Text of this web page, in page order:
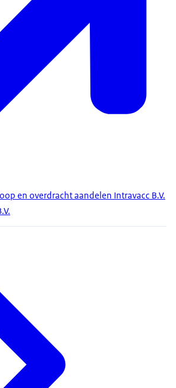
en overdracht aandelen Intravacc B.V.